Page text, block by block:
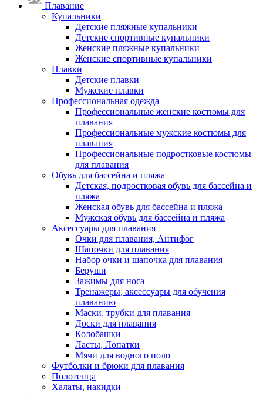
Плавание
Купальники
Детские пляжные купальники
Детские спортивные купальники
Женские пляжные купальники
Женские спортивные купальники
Плавки
Детские плавки
Мужские плавки
Профессиональная одежда
Профессиональные женские костюмы для
плавания
Профессиональные мужские костюмы для
плавания
Профессиональные подростковые костюмы
для плавания
Обувь для бассейна и пляжа
Детская, подростковая обувь для бассейна и
пляжа
Женская обувь для бассейна и пляжа
Мужская обувь для бассейна и пляжа
Аксессуары для плавания
Очки для плавания, Антифог
Шапочки для плавания
Набор очки и шапочка для плавания
Беруши
Зажимы для носа
Тренажеры, аксессуары для обучения
плаванию
Маски, трубки для плавания
Доски для плавания
Колобашки
Ласты, Лопатки
Мячи для водного поло
Футболки и брюки для плавания
Полотенца
Халаты, накидки